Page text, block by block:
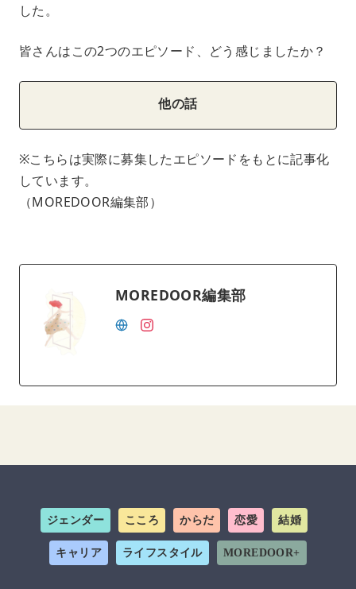
した。
皆さんはこの2つのエピソード、どう感じましたか？
他の話
※こちらは実際に募集したエピソードをもとに記事化
しています。
（MOREDOOR編集部）
MOREDOOR編集部
ジェンダー こころ からだ 恋愛 結婚
キャリア ライフスタイル MOREDOOR+